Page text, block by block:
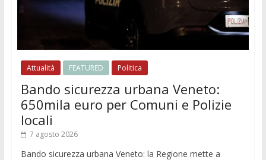
Attualità FEATURED Politica
Bando sicurezza urbana Veneto:
650mila euro per Comuni e Polizie
locali
7 agosto 2026
Bando sicurezza urbana Veneto: la Regione mette a